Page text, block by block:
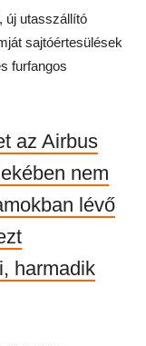
új utasszállító
sajtóértesülések
furfangos
az Airbus
nem
lévő
harmadik